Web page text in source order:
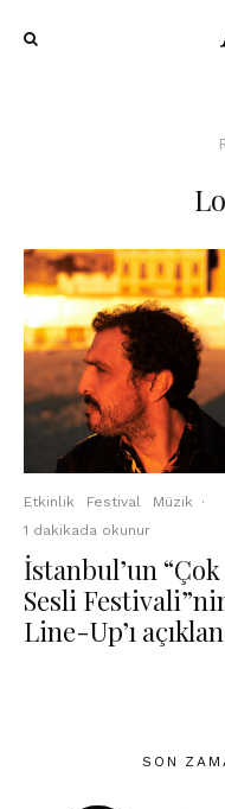
Etkinlik Festival Müzik
·
1 dakikada okunur
İstanbul’un “Çok
Sesli
Line-Up’ı
SON